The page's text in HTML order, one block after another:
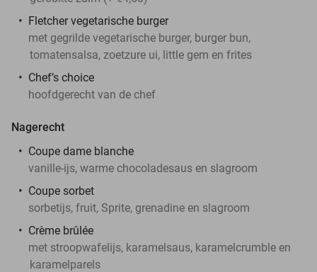
Fletcher vegetarische burger
met gegrilde vegetarische burger, burger bun,
tomatensalsa, zoetzure ui, little gem en frites
Chef’s choice
hoofdgerecht van de chef
Nagerecht
Coupe dame blanche
vanille-ijs, warme chocoladesaus en slagroom
Coupe sorbet
sorbetijs, fruit, Sprite, grenadine en slagroom
Crème brûlée
met stroopwafelijs, karamelsaus, karamelcrumble en
karamelparels